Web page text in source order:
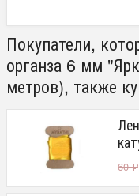
Покупатели,
органза 6 мм
метров), также
60₽